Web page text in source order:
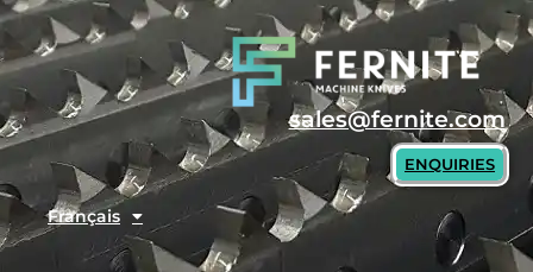
Skip
content
sales@fernite.com
ENQUIRIES
Français